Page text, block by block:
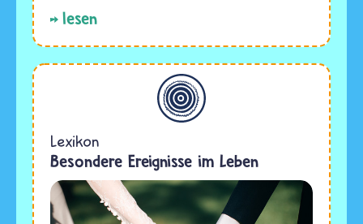
lesen
Allgemein
Lexikon
Besondere Ereignisse im Leben